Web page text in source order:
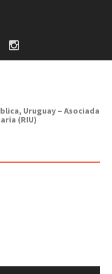
Uruguay – Asociada
(RIU)